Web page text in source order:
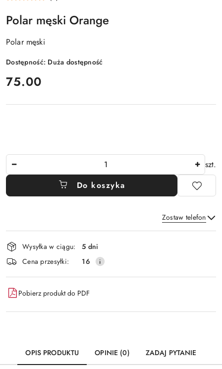
Polar męski Orange
Polar męski
Dostępność: Duża dostępność
cena:
75.00
szt.
Do koszyka
Zostaw telefon
Wyślij
Dostępność
i
dostawa
Wysyłka w ciągu:
5 dni
Cena przesyłki:
16
Pobierz produkt do PDF
OPIS PRODUKTU OPINIE (0) ZADAJ PYTANIE